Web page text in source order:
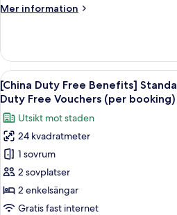
Room
Shilla
Duty
Free
Vouchers
(per
booking)
Mer information
Mer
Duty
Free
Benefits]
Standard
Double
Room
+
Shilla
Duty
Vouchers
(per
Öppna
alla
foton
för
[China
Duty
Free
Benefits]
Standard
7
[China Duty Free Benefits]
Duty Free Vouchers (per booking)
Utsikt mot staden
24 kvadratmeter
1 sovrum
2 sovplatser
2 enkelsängar
Gratis fast internet